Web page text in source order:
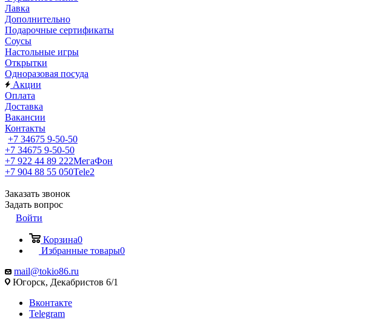
Лавка
Дополнительно
Подарочные сертификаты
Соусы
Настольные игры
Открытки
Одноразовая посуда
Акции
Оплата
Доставка
Вакансии
Контакты
+7 34675 9-50-50
+7 34675 9-50-50
+7 922 44 89 222МегаФон
+7 904 88 55 050Tele2
Заказать звонок
Задать вопрос
Войти
Корзина0
Избранные товары0
mail@tokio86.ru
Югорск, Декабристов 6/1
Вконтакте
Telegram